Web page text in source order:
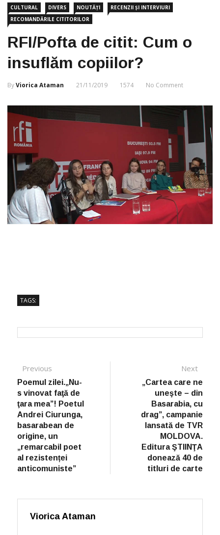
CULTURAL DIVERS NOUTĂȚI
RECENZII ȘI INTERVIURI
RECOMANDĂRILE CITITORILOR
RFI/Pofta de citit: Cum o
insuflăm copiilor?
ByViorica Ataman 21/11/2019 1574 No Comment
TAGS:
Post navigation
Previous
Poemul zilei.„Nu-
s vinovat faţă de
ţara mea”! Poetul
Andrei Ciurunga,
basarabean de
origine, un
„remarcabil poet
al rezistenței
anticomuniste”
Next
„Cartea care ne
uneşte – din
Basarabia, cu
drag”, campanie
lansată de TVR
MOLDOVA.
Editura ŞTIINŢA
donează 40 de
titluri de carte
Viorica Ataman